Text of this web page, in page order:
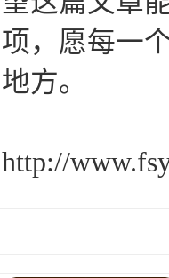
项，愿每一
地方。
http://